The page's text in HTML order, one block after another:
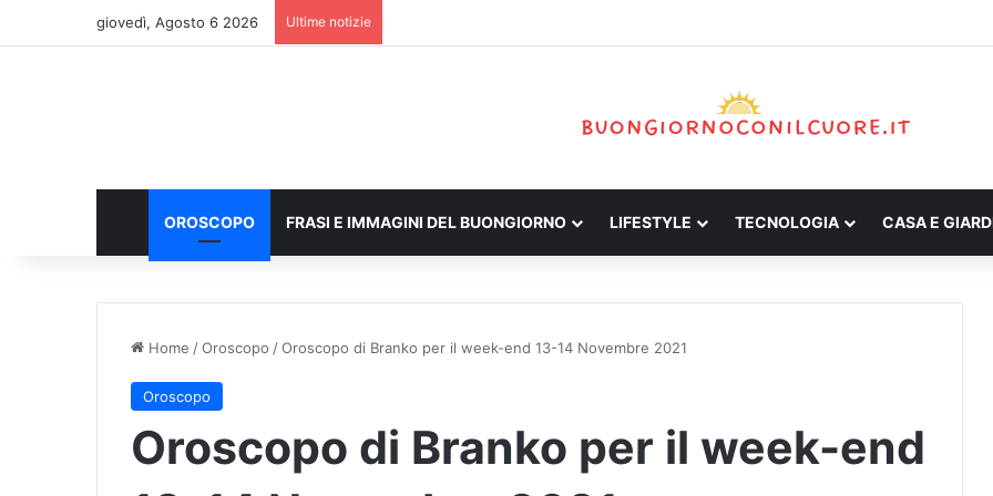
giovedì, Agosto 6 2026 Ultime notizie
OROSCOPO FRASI E IMMAGINI DEL BUONGIORNO LIFESTYLE TECNOLOGIA CASA E
Home /Oroscopo /Oroscopo di Branko per il week-end 13-14 Novembre 2021
Oroscopo
Oroscopo di Branko per il week-end